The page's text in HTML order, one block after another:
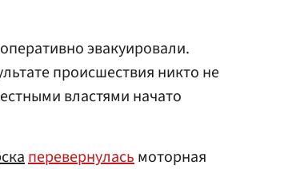
эвакуировали.
происшествия никто не
властями начато
перевернуласьмоторная